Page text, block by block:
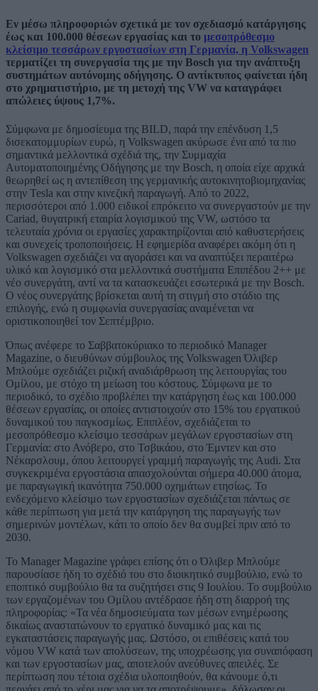
Εν μέσω πληροφοριών σχετικά με τον σχεδιασμό κατάργησης
έως και 100.000 θέσεων εργασίας και το μεσοπρόθεσμο
κλείσιμο τεσσάρων εργοστασίων στη Γερμανία, η Volkswagen
τερματίζει τη συνεργασία της με την Bosch για την ανάπτυξη
συστημάτων αυτόνομης οδήγησης. Ο αντίκτυπος φαίνεται ήδη
στο χρηματιστήριο, με τη μετοχή της VW να καταγράφει
απώλειες ύψους 1,7%.
Σύμφωνα με δημοσίευμα της BILD, παρά την επένδυση 1,5
δισεκατομμυρίων ευρώ, η Volkswagen ακύρωσε ένα από τα πιο
σημαντικά μελλοντικά σχέδιά της, την Συμμαχία
Αυτοματοποιημένης Οδήγησης με την Bosch, η οποία είχε αρχικά
θεωρηθεί ως η αντεπίθεση της γερμανικής αυτοκινητοβιομηχανίας
στην Tesla και στην κινεζική παραγωγή. Από το 2022,
περισσότεροι από 1.000 ειδικοί επρόκειτο να συνεργαστούν με την
Cariad, θυγατρική εταιρία λογισμικού της VW, ωστόσο τα
τελευταία χρόνια οι εργασίες χαρακτηρίζονται από καθυστερήσεις
και συνεχείς τροποποιήσεις. Η εφημερίδα αναφέρει ακόμη ότι η
Volkswagen σχεδιάζει να αγοράσει και να αναπτύξει περαιτέρω
υλικό και λογισμικό στα μελλοντικά συστήματα Επιπέδου 2++ με
νέο συνεργάτη, αντί να τα κατασκευάζει εσωτερικά με την Bosch.
Ο νέος συνεργάτης βρίσκεται αυτή τη στιγμή στο στάδιο της
επιλογής, ενώ η συμφωνία συνεργασίας αναμένεται να
οριστικοποιηθεί τον Σεπτέμβριο.
Όπως ανέφερε το Σαββατοκύριακο το περιοδικό Manager
Magazine, ο διευθύνων σύμβουλος της Volkswagen Όλιβερ
Μπλούμε σχεδιάζει ριζική αναδιάρθρωση της λειτουργίας του
Ομίλου, με στόχο τη μείωση του κόστους. Σύμφωνα με το
περιοδικό, το σχέδιο προβλέπει την κατάργηση έως και 100.000
θέσεων εργασίας, οι οποίες αντιστοιχούν στο 15% του εργατικού
δυναμικού του παγκοσμίως. Επιπλέον, σχεδιάζεται το
μεσοπρόθεσμο κλείσιμο τεσσάρων μεγάλων εργοστασίων στη
Γερμανία: στο Ανόβερο, στο Τσβικάου, στο Έμντεν και στο
Νέκαρσλουμ, όπου λειτουργεί γραμμή παραγωγής της Audi. Στα
συγκεκριμένα εργοστάσια απασχολούνται σήμερα 40.000 άτομα,
με παραγωγική ικανότητα 750.000 οχημάτων ετησίως. Το
ενδεχόμενο κλείσιμο των εργοστασίων σχεδιάζεται πάντως σε
κάθε περίπτωση για μετά την κατάργηση της παραγωγής των
σημερινών μοντέλων, κάτι το οποίο δεν θα συμβεί πριν από το
2030.
Το Manager Magazine γράφει επίσης ότι ο Όλιβερ Μπλούμε
παρουσίασε ήδη το σχέδιό του στο διοικητικό συμβούλιο, ενώ το
εποπτικό συμβούλιο θα τα συζητήσει στις 9 Ιουλίου. Το συμβούλιο
των εργαζομένων του Ομίλου αντέδρασε ήδη στη διαρροή της
πληροφορίας: «Τα νέα δημοσιεύματα των μέσων ενημέρωσης
δικαίως αναστατώνουν το εργατικό δυναμικό μας και τις
εγκαταστάσεις παραγωγής μας. Ωστόσο, οι επιθέσεις κατά του
νόμου VW κατά των απολύσεων, της υποχρέωσης για συναπόφαση
και των εργοστασίων μας, αποτελούν ανεύθυνες απειλές. Σε
περίπτωση που τέτοια σχέδια υλοποιηθούν, θα κάνουμε ό,τι